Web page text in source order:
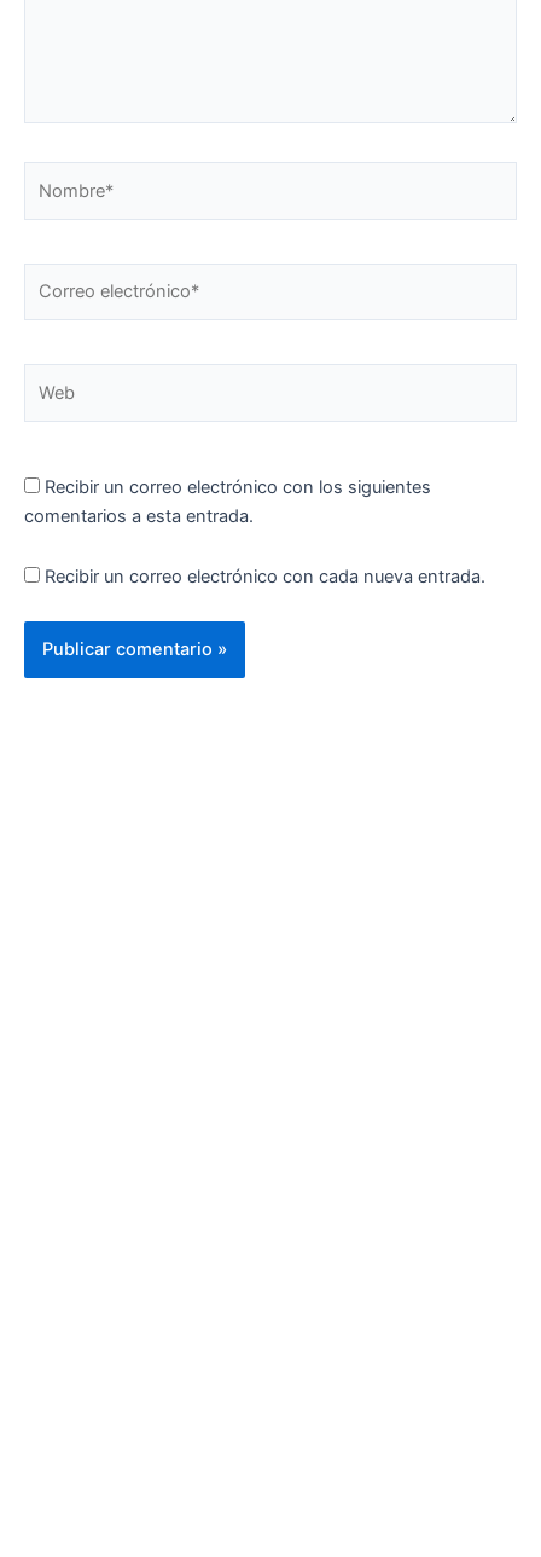
Recibir un correo electrónico con los siguientes
comentarios a esta entrada.
Recibir un correo electrónico con cada nueva entrada.